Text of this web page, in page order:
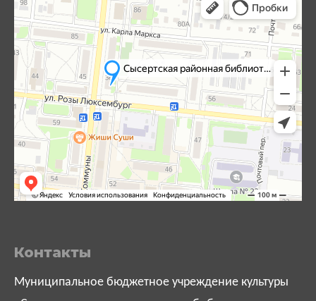
Контакты
Муниципальное бюджетное учреждение культуры